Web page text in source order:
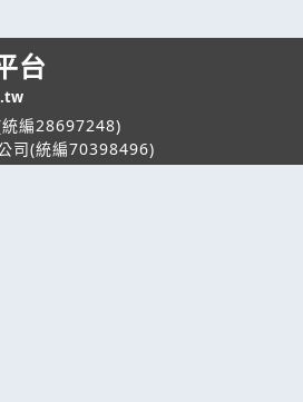
台
編28697248)
司(統編70398496)